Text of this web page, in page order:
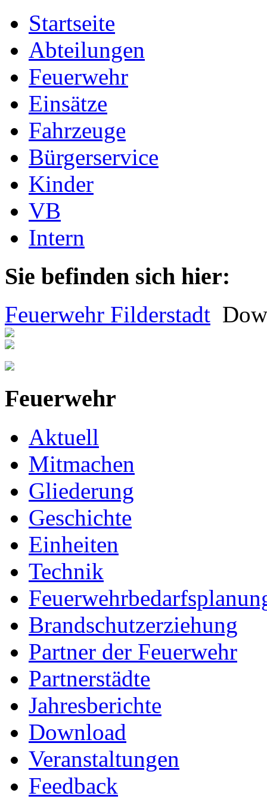
Startseite
Abteilungen
Feuerwehr
Einsätze
Fahrzeuge
Bürgerservice
Kinder
VB
Intern
Sie befinden sich hier:
Feuerwehr Filderstadt
Feuerwehr
Aktuell
Mitmachen
Gliederung
Geschichte
Einheiten
Technik
Brandschutzerziehung
Partner der Feuerwehr
Partnerstädte
Jahresberichte
Download
Veranstaltungen
Feedback